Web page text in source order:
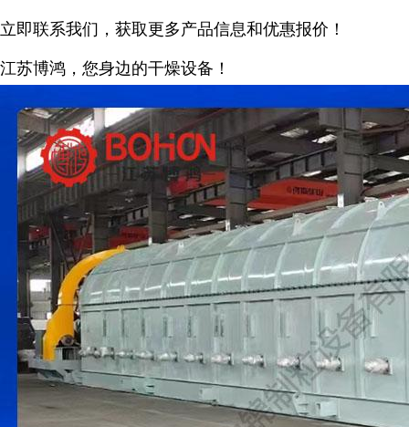
立即联系我们，获取更多产品信息和优惠报价！
江苏博鸿，您身边的干燥设备 ！